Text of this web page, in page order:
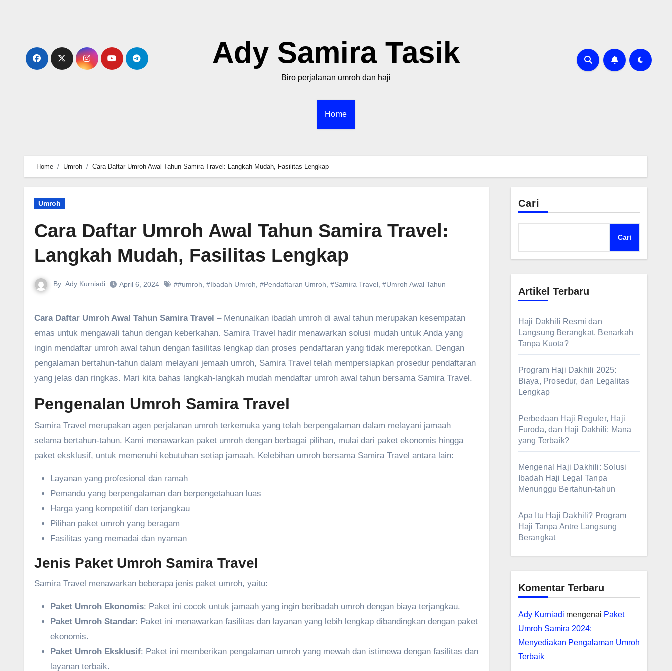
Ady Samira Tasik
Biro perjalanan umroh dan haji
Home
Home Umroh Cara Daftar Umroh Awal Tahun Samira Travel: Langkah Mudah, Fasilitas Lengkap
Umroh
Cara Daftar Umroh Awal Tahun Samira Travel:
Langkah Mudah, Fasilitas Lengkap
By Ady Kurniadi April 6, 2024 ##umroh #Ibadah Umroh #Pendaftaran Umroh #Samira Travel #Umroh Awal Tahun
Cara Daftar Umroh Awal Tahun Samira Travel – Menunaikan ibadah umroh di awal tahun merupakan kesempatan
emas untuk mengawali tahun dengan keberkahan. Samira Travel hadir menawarkan solusi mudah untuk Anda yang
ingin mendaftar umroh awal tahun dengan fasilitas lengkap dan proses pendaftaran yang tidak merepotkan. Dengan
pengalaman bertahun-tahun dalam melayani jemaah umroh, Samira Travel telah mempersiapkan prosedur pendaftaran
yang jelas dan ringkas. Mari kita bahas langkah-langkah mudah mendaftar umroh awal tahun bersama Samira Travel.
Pengenalan Umroh Samira Travel
Samira Travel merupakan agen perjalanan umroh terkemuka yang telah berpengalaman dalam melayani jamaah
selama bertahun-tahun. Kami menawarkan paket umroh dengan berbagai pilihan, mulai dari paket ekonomis hingga
paket eksklusif, untuk memenuhi kebutuhan setiap jamaah. Kelebihan umroh bersama Samira Travel antara lain:
Layanan yang profesional dan ramah
Pemandu yang berpengalaman dan berpengetahuan luas
Harga yang kompetitif dan terjangkau
Pilihan paket umroh yang beragam
Fasilitas yang memadai dan nyaman
Jenis Paket Umroh Samira Travel
Samira Travel menawarkan beberapa jenis paket umroh, yaitu:
Paket Umroh Ekonomis: Paket ini cocok untuk jamaah yang ingin beribadah umroh dengan biaya terjangkau.
Paket Umroh Standar: Paket ini menawarkan fasilitas dan layanan yang lebih lengkap dibandingkan dengan paket
ekonomis.
Paket Umroh Eksklusif: Paket ini memberikan pengalaman umroh yang mewah dan istimewa dengan fasilitas dan
layanan terbaik.
Cari
Cari
Artikel Terbaru
Haji Dakhili Resmi dan
Langsung Berangkat, Benarkah
Tanpa Kuota?
Program Haji Dakhili 2025:
Biaya, Prosedur, dan Legalitas
Lengkap
Perbedaan Haji Reguler, Haji
Furoda, dan Haji Dakhili: Mana
yang Terbaik?
Mengenal Haji Dakhili: Solusi
Ibadah Haji Legal Tanpa
Menunggu Bertahun-tahun
Apa Itu Haji Dakhili? Program
Haji Tanpa Antre Langsung
Berangkat
Komentar Terbaru
Ady Kurniadi mengenai Paket
Umroh Samira 2024:
Menyediakan Pengalaman Umroh
Terbaik